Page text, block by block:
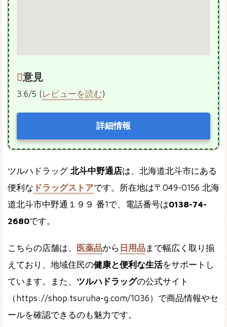
意見
3.6/5 (レビューを読む)
詳細情報
ツルハドラッグ 北斗中野通店は、北海道北斗市にある
便利な ドラッグストアです。所在地は〒049-0156 北海
道北斗市中野通１９９ 番1で、電話番号は0138-74-
2680です。
こちらの店舗は、 医薬品から 日用品まで幅広く取り揃
えており、地域住民の健康と便利な生活をサポートし
ています。また、 ツルハドラッグの公式サイト
（https://shop.tsuruha-g.com/1036）で商品情報やセ
ールを確認できるのも魅力です。